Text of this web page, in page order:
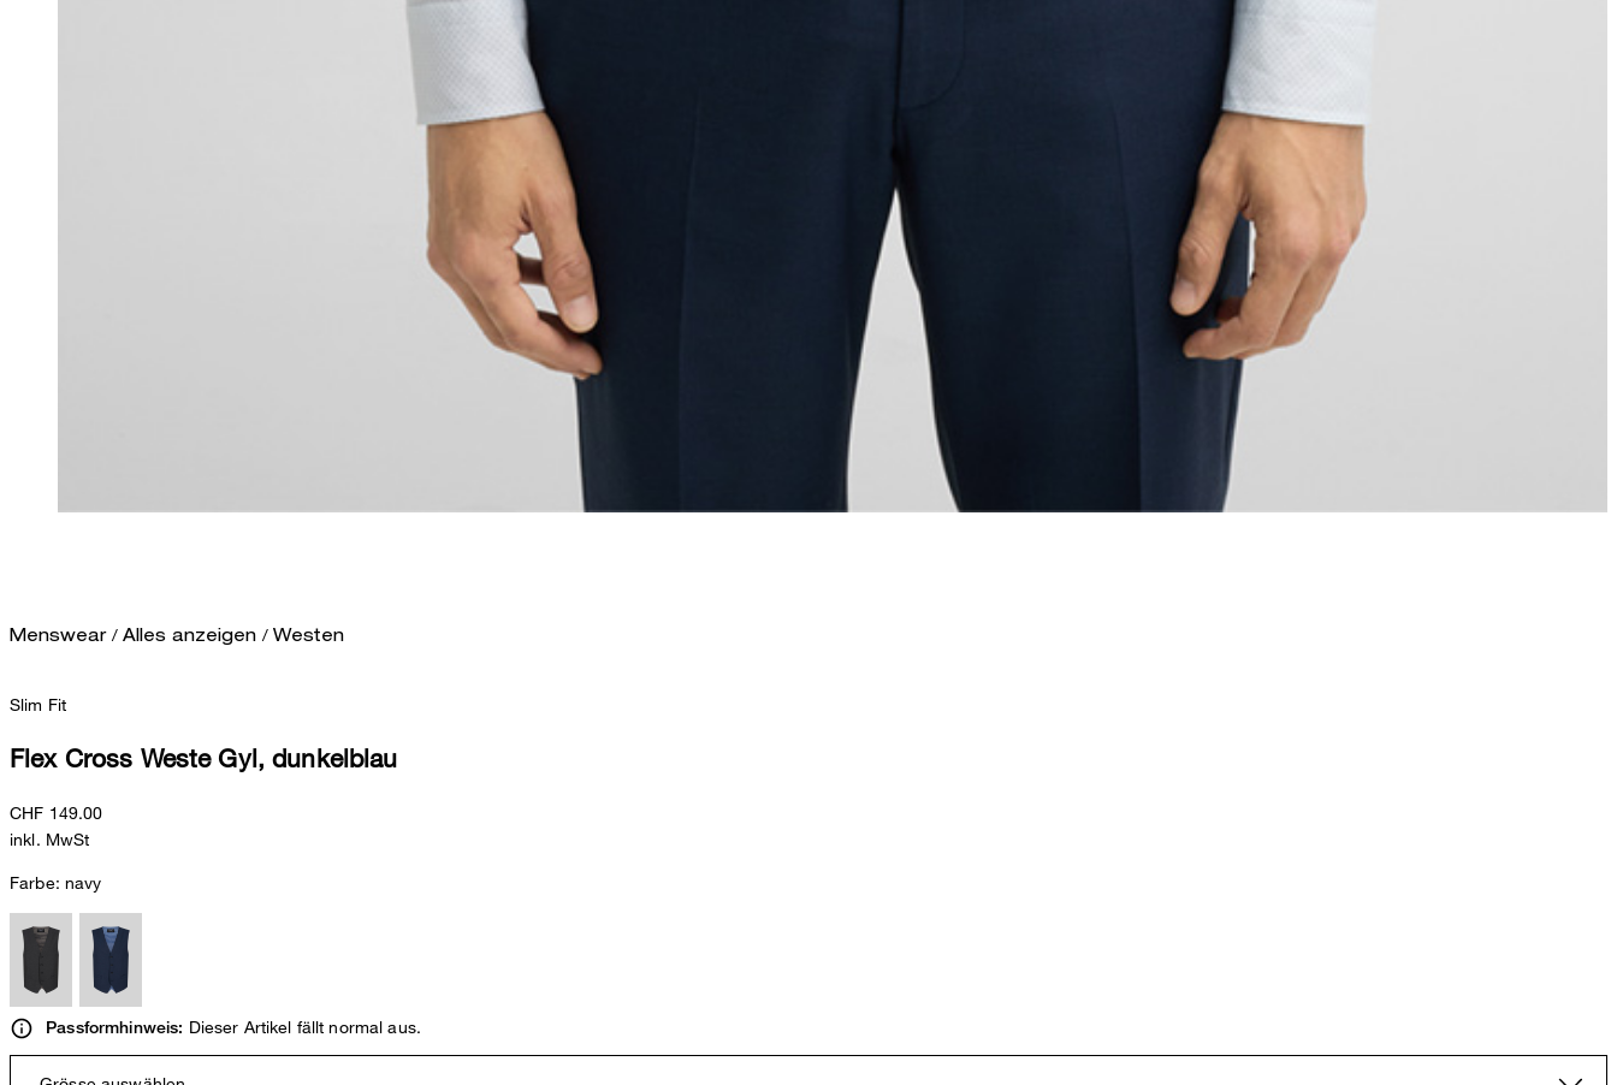
Menswear / Alles anzeigen / Westen
Slim Fit
Flex Cross Weste Gyl, dunkelblau
CHF 149.00
inkl. MwSt
Farbe: navy
Passformhinweis: Dieser Artikel fällt normal aus.